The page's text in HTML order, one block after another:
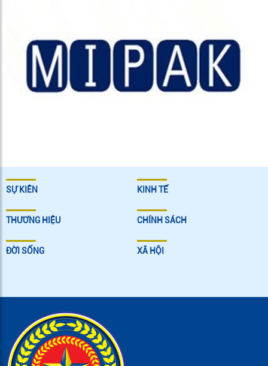
SỰ KIÊN KINH TẾ
THƯƠNG HIỆU CHÍNH SÁCH
ĐỜI SỐNG XÃ HỘI